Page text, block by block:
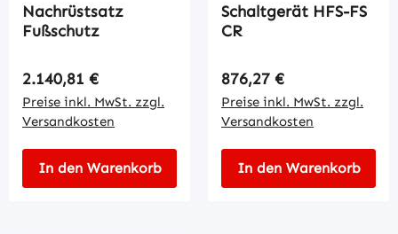
Nachrüstsatz
Fußschutz
Regulärer Preis:
2.140,81 €
Preise inkl. MwSt. zzgl.
Versandkosten
In den Warenkorb
Schaltgerät HFS-FS
CR
Regulärer Preis:
876,27 €
Preise inkl. MwSt. zzgl.
Versandkosten
In den Warenkorb